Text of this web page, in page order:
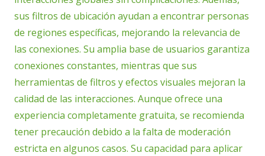
sus filtros de ubicación ayudan a encontrar personas
de regiones específicas, mejorando la relevancia de
las conexiones. Su amplia base de usuarios garantiza
conexiones constantes, mientras que sus
herramientas de filtros y efectos visuales mejoran la
calidad de las interacciones. Aunque ofrece una
experiencia completamente gratuita, se recomienda
tener precaución debido a la falta de moderación
estricta en algunos casos. Su capacidad para aplicar